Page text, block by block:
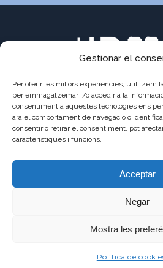
Gestionar el
Per oferir les millors experiències, utilitzem
per emmagatzemar i/o accedir a la
consentiment a aquestes tecnologies ens
ara el comportament de navegació o
consentir o retirar el consentiment, pot
característiques i funcions.
Acceptar
Negar
Mostra les
Política de
C/ Pau Claris
08009
93 487 03 01